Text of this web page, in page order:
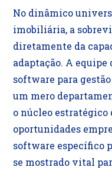
No dinâmico
imobiliária, a
diretamente da
adaptação. A equipe
software para
um mero
o núcleo estratégico
oportunidades
software específico
se mostrado vital